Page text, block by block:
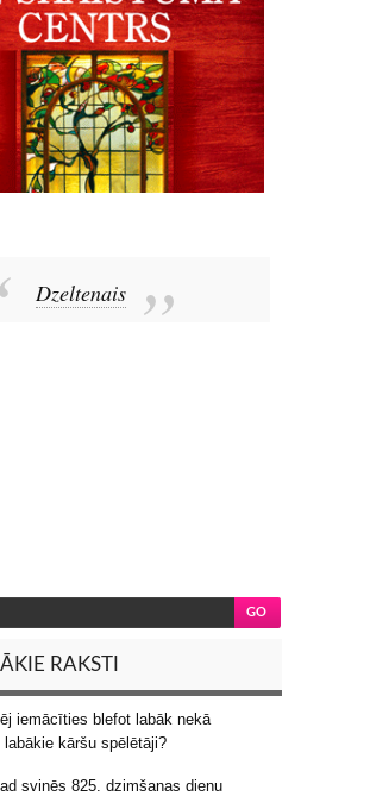
Dzeltenais
RAKSTI
iemācīties blefot labāk nekā
labākie kāršu spēlētāji?
svinēs 825. dzimšanas dienu